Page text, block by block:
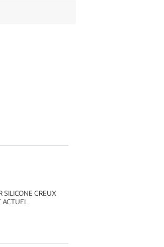
SILICONE CREUX
ACTUEL